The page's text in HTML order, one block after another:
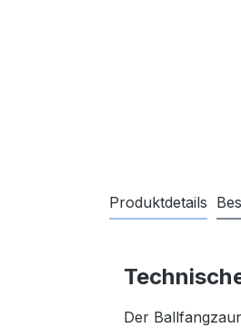
Produktdetails
Der